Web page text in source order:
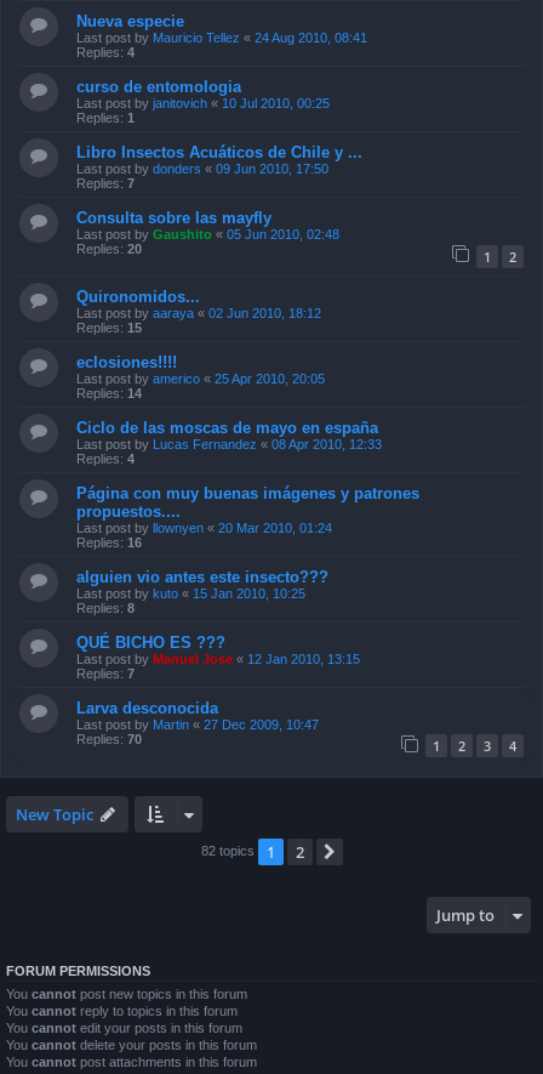
Nueva especie
Last post by Mauricio Tellez « 24 Aug 2010, 08:41
Replies: 4
curso de entomologia
Last post by janitovich « 10 Jul 2010, 00:25
Replies: 1
Libro Insectos Acuáticos de Chile y ...
Last post by donders « 09 Jun 2010, 17:50
Replies: 7
Consulta sobre las mayfly
Last post by Gaushito « 05 Jun 2010, 02:48
Replies: 20 1 2
Quironomidos...
Last post by aaraya « 02 Jun 2010, 18:12
Replies: 15
eclosiones!!!!
Last post by americo « 25 Apr 2010, 20:05
Replies: 14
Ciclo de las moscas de mayo en españa
Last post by Lucas Fernandez « 08 Apr 2010, 12:33
Replies: 4
Página con muy buenas imágenes y patrones
propuestos....
Last post by llownyen « 20 Mar 2010, 01:24
Replies: 16
alguien vio antes este insecto???
Last post by kuto « 15 Jan 2010, 10:25
Replies: 8
QUÉ BICHO ES ???
Last post by Manuel Jose « 12 Jan 2010, 13:15
Replies: 7
Larva desconocida
Last post by Martin « 27 Dec 2009, 10:47
Replies: 70 1 2 3 4
New Topic
82 topics 1 2
Jump to
FORUM PERMISSIONS
You cannot post new topics in this forum
You cannot reply to topics in this forum
You cannot edit your posts in this forum
You cannot delete your posts in this forum
You cannot post attachments in this forum